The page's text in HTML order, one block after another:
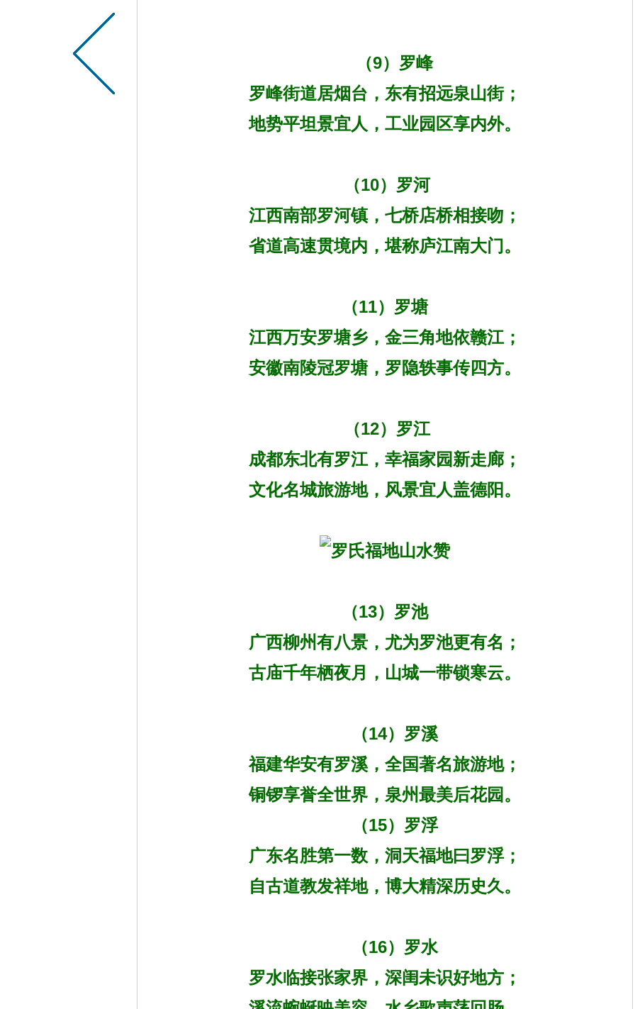
（9）罗峰
罗峰街道居烟台，东有招远泉山街；
地势平坦景宜人，工业园区享内外。
（10）罗河
江西南部罗河镇，七桥店桥相接吻；
省道高速贯境内，堪称庐江南大门。
（11）罗塘
江西万安罗塘乡，金三角地依赣江；
安徽南陵冠罗塘，罗隐轶事传四方。
（12）罗江
成都东北有罗江，幸福家园新走廊；
文化名城旅游地，风景宜人盖德阳。
（13）罗池
广西柳州有八景，尤为罗池更有名；
古庙千年栖夜月，山城一带锁寒云。
（14）罗溪
福建华安有罗溪，全国著名旅游地；
铜锣享誉全世界，泉州最美后花园。
（15）罗浮
广东名胜第一数，洞天福地曰罗浮；
自古道教发祥地，博大精深历史久。
（16）罗水
罗水临接张家界，深闺未识好地方；